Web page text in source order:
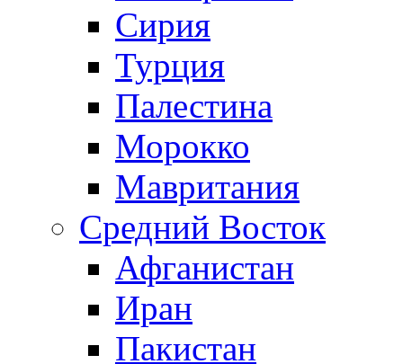
Сирия
Турция
Палестина
Морокко
Мавритания
Средний Восток
Афганистан
Иран
Пакистан